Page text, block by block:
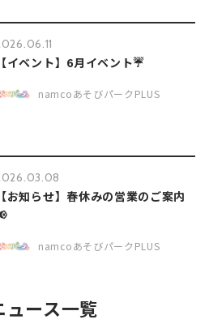
【イベント】6月イベント☔
namcoあそびパークPLUS
【お知らせ】春休みの営業のご案内
namcoあそびパークPLUS
ュース一覧